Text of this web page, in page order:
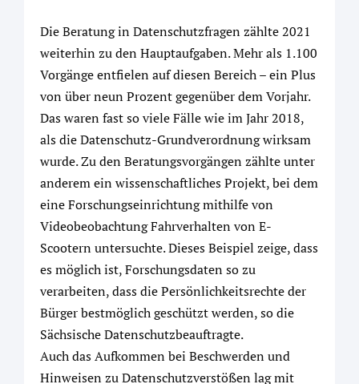
Die Beratung in Datenschutzfragen zählte 2021
weiterhin zu den Hauptaufgaben. Mehr als 1.100
Vorgänge entfielen auf diesen Bereich – ein Plus
von über neun Prozent gegenüber dem Vorjahr.
Das waren fast so viele Fälle wie im Jahr 2018,
als die Datenschutz-Grundverordnung wirksam
wurde. Zu den Beratungsvorgängen zählte unter
anderem ein wissenschaftliches Projekt, bei dem
eine Forschungseinrichtung mithilfe von
Videobeobachtung Fahrverhalten von E-
Scootern untersuchte. Dieses Beispiel zeige, dass
es möglich ist, Forschungsdaten so zu
verarbeiten, dass die Persönlichkeitsrechte der
Bürger bestmöglich geschützt werden, so die
Sächsische Datenschutzbeauftragte.
Auch das Aufkommen bei Beschwerden und
Hinweisen zu Datenschutzverstößen lag mit